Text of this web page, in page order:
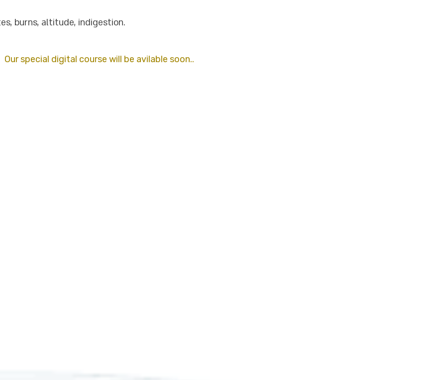
burns, altitude, indigestion.
Our special digital course will be avilable soon..